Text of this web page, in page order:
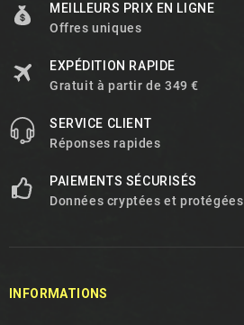
MEILLEURS PRIX EN LIGNE
Offres uniques
EXPÉDITION RAPIDE
Gratuit à partir de 349 €
SERVICE CLIENT
Réponses rapides
PAIEMENTS SÉCURISÉS
Données cryptées et protégées
INFORMATIONS